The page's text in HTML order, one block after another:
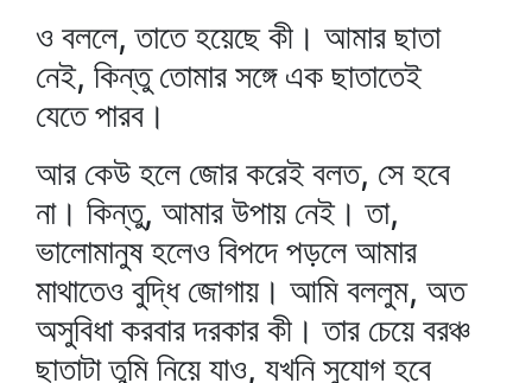
ও বললে, তাতে হয়েছে কী। আমার ছাতা
নেই, কিন্তু তোমার সঙ্গে এক ছাতাতেই
যেতে পারব।
আর কেউ হলে জোর করেই বলত, সে হবে
না। কিন্তু, আমার উপায় নেই। তা,
ভালোমানুষ হলেও বিপদে পড়লে আমার
মাথাতেও বুদ্ধি জোগায়। আমি বললুম, অত
অসুবিধা করবার দরকার কী। তার চেয়ে বরঞ্চ
ছাতাটা তুমি নিয়ে যাও, যখনি সুযোগ হবে